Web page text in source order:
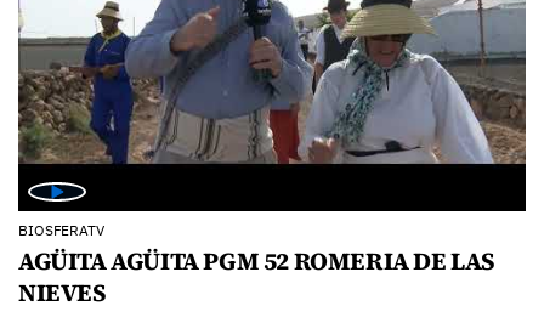
BIOSFERATV
AGÜITA AGÜITA PGM 52 ROMERIA DE LAS
NIEVES